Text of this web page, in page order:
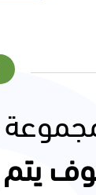
يتم